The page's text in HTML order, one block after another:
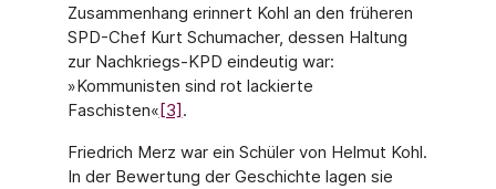
Zusammenhang erinnert Kohl an den früheren
SPD-Chef Kurt Schumacher, dessen Haltung
zur Nachkriegs-KPD eindeutig war:
»Kommunisten sind rot lackierte
Faschisten«[3].
Friedrich Merz war ein Schüler von Helmut Kohl.
In der Bewertung der Geschichte lagen sie